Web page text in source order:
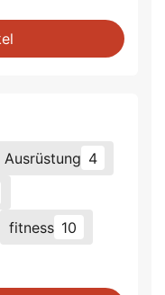
Ausrüstung 4
fitness 10